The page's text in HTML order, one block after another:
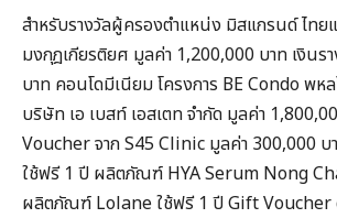
สำหรับรางวัลผู้ครองตำแหน่ง มิสแกรนด์ ไทย
มงกุฎเกียรติยศ มูลค่า 1,200,000 บาท เงินร
บาท คอนโดมีเนียม โครงการ BE Condo พห
บริษัท เอ เบสท์ เอสเตท จำกัด มูลค่า
Voucher จาก S45 Clinic มูลค่า 300,000
ใช้ฟรี 1 ปี ผลิตภัณฑ์ HYA Serum Nong
ผลิตภัณฑ์ Lolane ใช้ฟรี 1 ปี Gift Voucher